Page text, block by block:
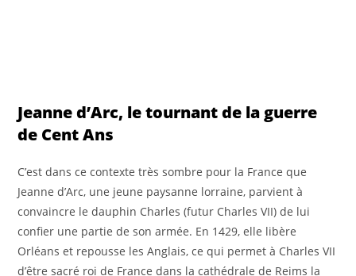
Jeanne d’Arc, le tournant de la guerre
de Cent Ans
C’est dans ce contexte très sombre pour la France que
Jeanne d’Arc, une jeune paysanne lorraine, parvient à
convaincre le dauphin Charles (futur Charles VII) de lui
confier une partie de son armée. En 1429, elle libère
Orléans et repousse les Anglais, ce qui permet à Charles VII
d’être sacré roi de France dans la cathédrale de Reims la